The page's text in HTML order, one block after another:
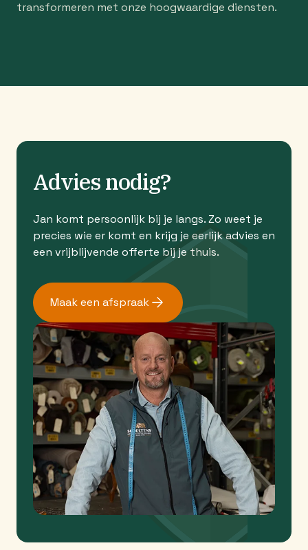
transformeren met onze hoogwaardige diensten.
Advies nodig?
Jan komt persoonlijk bij je langs. Zo weet je
precies wie er komt en krijg je eerlijk advies en
een vrijblijvende offerte bij je thuis.
Maak een afspraak